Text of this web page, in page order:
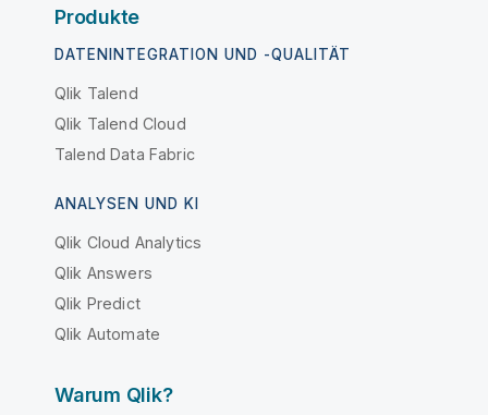
Produkte
DATENINTEGRATION UND -QUALITÄT
Qlik Talend
Qlik Talend Cloud
Talend Data Fabric
ANALYSEN UND KI
Qlik Cloud Analytics
Qlik Answers
Qlik Predict
Qlik Automate
Warum Qlik?